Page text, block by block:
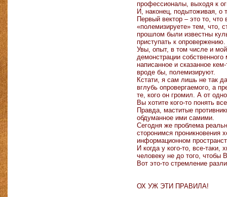
профессионалы, выходя к
И, наконец, подытоживая, о
Первый вектор – это то,
«полемизируете» тем, что,
прошлом были известны
приступать к опровержению.
Увы, опыт, в том числе и
демонстрации
написанное и сказанное
вроде бы, полемизируют.
Кстати, я сам лишь не так
вглубь опровергаемого, а
те, кого он громил. А от
Вы хотите кого-то понять
Правда, маститые
обдуманное ими самими.
Сегодня же проблема
сторонимся проникновения
информационном
И когда у кого-то, все-таки,
человеку не до того, чтобы
Вот это-то стремление
ОХ УЖ ЭТИ ПРАВИЛА!